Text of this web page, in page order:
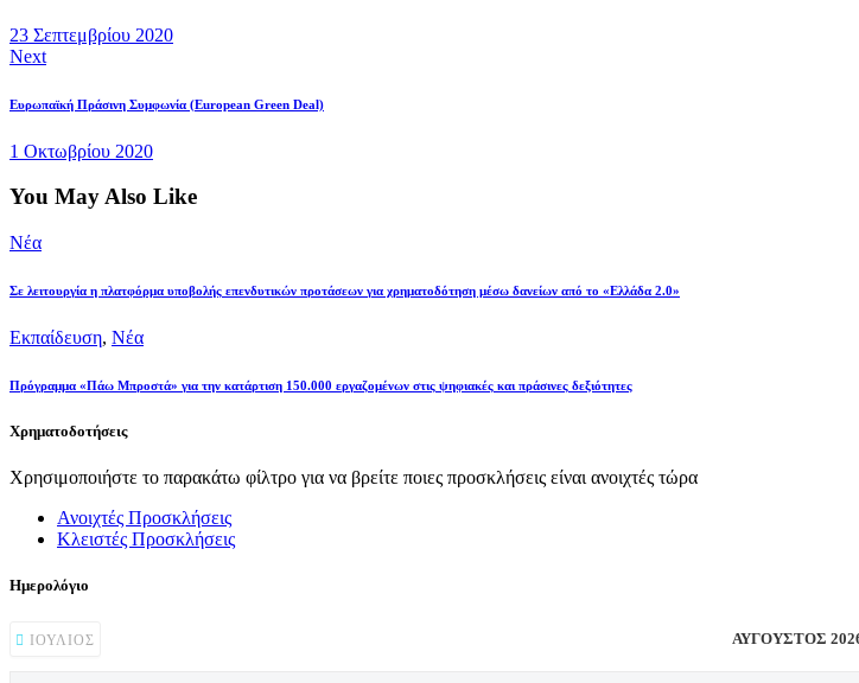
23 Σεπτεμβρίου 2020
Next
Ευρωπαϊκή Πράσινη Συμφωνία (European Green Deal)
1 Οκτωβρίου 2020
You May Also Like
Νέα
Σε λειτουργία η πλατφόρμα υποβολής επενδυτικών προτάσεων για χρηματοδότηση μέσω δανείων από το «Ελλάδα 2.0»
Εκπαίδευση, Νέα
Πρόγραμμα «Πάω Μπροστά» για την κατάρτιση 150.000 εργαζομένων στις ψηφιακές και πράσινες δεξιότητες
Χρηματοδοτήσεις
Χρησιμοποιήστε το παρακάτω φίλτρο για να βρείτε ποιες προσκλήσεις είναι ανοιχτές τώρα
Ανοιχτές Προσκλήσεις
Κλειστές Προσκλήσεις
Ημερολόγιο
ΙΟΎΛΙΟΣ ΑΎΓΟΥΣΤΟΣ